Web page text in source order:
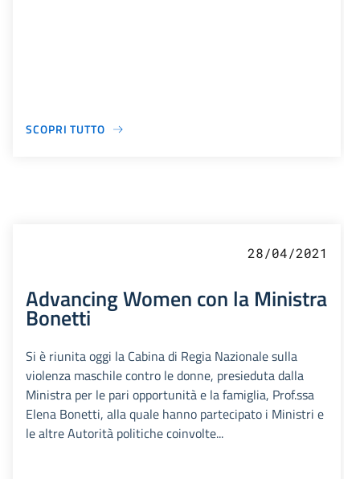
SCOPRI TUTTO
28/04/2021
Advancing Women con la Ministra
Bonetti
Si è riunita oggi la Cabina di Regia Nazionale sulla
violenza maschile contro le donne, presieduta dalla
Ministra per le pari opportunità e la famiglia, Prof.ssa
Elena Bonetti, alla quale hanno partecipato i Ministri e
le altre Autorità politiche coinvolte...